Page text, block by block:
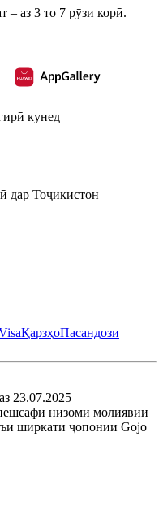
– аз 3 то 7 рӯзи корӣ.
кунед
дар Тоҷикистон
ҚарзҳоПасандози
23.07.2025
низоми молиявии
ширкати ҷопонии Gojo